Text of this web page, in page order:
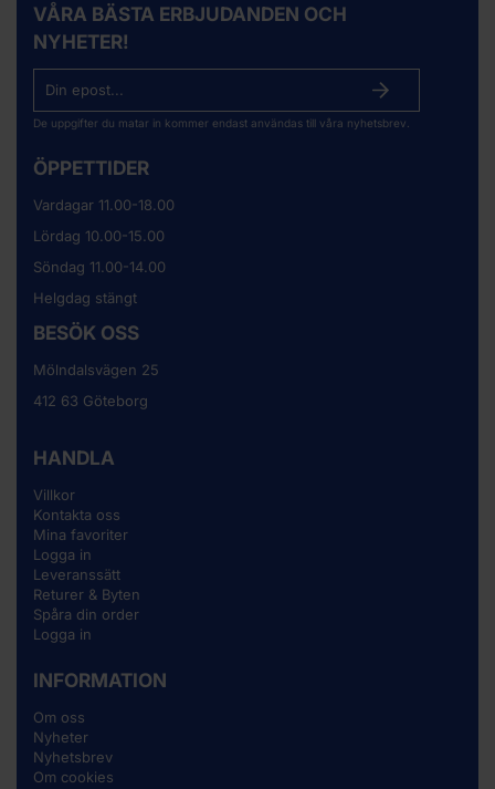
VÅRA BÄSTA ERBJUDANDEN OCH
NYHETER!
De uppgifter du matar in kommer endast användas till våra nyhetsbrev.
ÖPPETTIDER
Vardagar 11.00-18.00
Lördag 10.00-15.00
Söndag 11.00-14.00
Helgdag stängt
BESÖK OSS
Mölndalsvägen 25
412 63 Göteborg
HANDLA
Villkor
Kontakta oss
Mina favoriter
Logga in
Leveranssätt
Returer & Byten
Spåra din order
Logga in
INFORMATION
Om oss
Nyheter
Nyhetsbrev
Om cookies